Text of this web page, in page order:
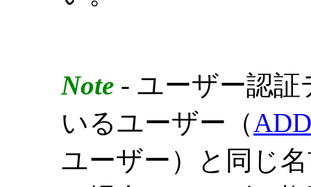
Note - ユーザー認
いるユーザー（
ユーザー）と同じ